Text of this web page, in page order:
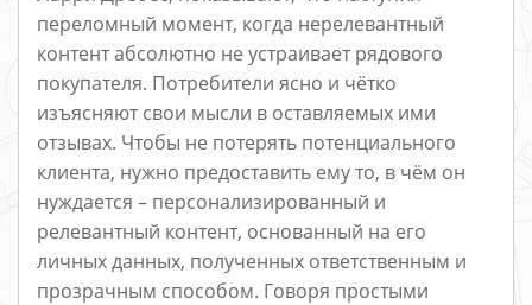
переломный момент, когда нерелевантный
контент абсолютно не устраивает рядового
покупателя. Потребители ясно и чётко
изъясняют свои мысли в оставляемых ими
отзывах. Чтобы не потерять потенциального
клиента, нужно предоставить ему то, в чём он
нуждается – персонализированный и
релевантный контент, основанный на его
личных данных, полученных ответственным и
прозрачным способом. Говоря простыми